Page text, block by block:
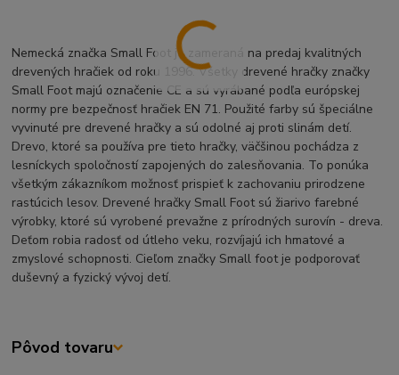
Nemecká značka Small Foot je zameraná na predaj kvalitných
drevených hračiek od roku 1996. Všetky drevené hračky značky
Small Foot majú označenie CE a sú vyrábané podľa európskej
normy pre bezpečnosť hračiek EN 71. Použité farby sú špeciálne
vyvinuté pre drevené hračky a sú odolné aj proti slinám detí.
Drevo, ktoré sa používa pre tieto hračky, väčšinou pochádza z
lesníckych spoločností zapojených do zalesňovania. To ponúka
všetkým zákazníkom možnosť prispieť k zachovaniu prirodzene
rastúcich lesov. Drevené hračky Small Foot sú žiarivo farebné
výrobky, ktoré sú vyrobené prevažne z prírodných surovín - dreva.
Deťom robia radosť od útleho veku, rozvíjajú ich hmatové a
zmyslové schopnosti. Cieľom značky Small foot je podporovať
duševný a fyzický vývoj detí.
Pôvod tovaru